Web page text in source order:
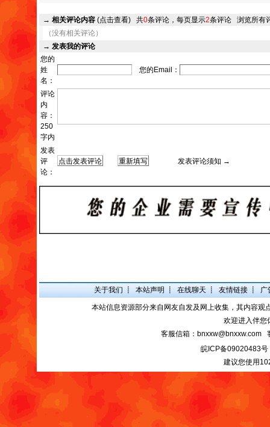
→ 相关评论内容 (点击查看) 共0条评论，每页显示2条评论 浏览所有
（没有相关评论）
→ 发表我的评论
您的
姓
名：
您的Email：
评论
内
容：
250
字内
发表
评
论：
发表评论须知 →
关于我们 ┋ 本站声明 ┋ 在线聊天 ┋ 友情链接 ┋ 广
本站信息资源部分来自网友自发及网上收集，其内容
欢迎进入伴您
客服信箱：bnxxw@bnxxw.com
皖ICP备09020483号
建议您使用